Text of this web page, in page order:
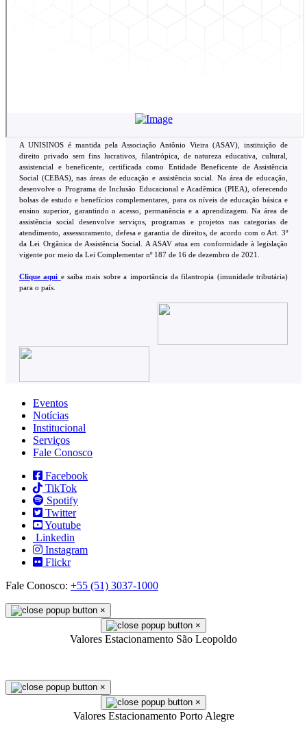
A UNISINOS é mantida pela Associação Antônio Vieira (ASAV), instituição de
direito privado sem fins lucrativos, filantrópica, de natureza educativa, cultural,
assistencial e beneficente, certificada como Entidade Beneficente de Assistência
Social (CEBAS), nas áreas de educação e assistência social. Na área de educação,
desenvolve o Programa de Inclusão Educacional e Acadêmica (PIEA), oferecendo
bolsas de estudo e benefícios complementares, para os níveis de educação básica e
ensino superior, garantindo o acesso, permanência e a aprendizagem. Na área de
assistência social desenvolve serviços, programas e projetos nas categorias de
atendimento, assessoramento, defesa e garantia de direitos, de acordo com o Art. 3º
da Lei Orgânica de Assistência Social. A ASAV atua em conformidade à legislação
vigente por meio da Lei Complementar nº 187 de 16 de dezembro de 2021.
Clique aqui e saiba mais sobre a importância da filantropia (imunidade tributária)
para o país.
Eventos
Notícias
Institucional
Serviços
Fale Conosco
Facebook
TikTok
Spotify
Twitter
Youtube
Linkedin
Instagram
Flickr
Fale Conosco: +55 (51) 3037-1000
×
×
Valores Estacionamento São Leopoldo
×
×
Valores Estacionamento Porto Alegre